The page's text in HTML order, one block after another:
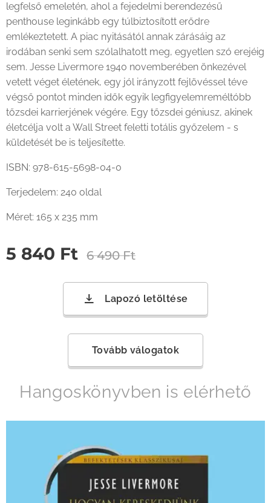
legfelső emeletén, ahol a fejedelmi berendezésű
penthouse leginkább egy túlbiztosított erődre
emlékeztetett. A piac nyitásától annak zárásáig az
irodában senki sem szólalhatott meg, egyetlen szó erejéig
sem. Jesse Livermore 1940 novemberében önkezével
vetett véget életének, egy jól irányzott fejlövéssel téve
végső pontot minden idők egyik legfigyelemreméltóbb
tőzsdei karrierjének végére. Egy tőzsdei géniusz, akinek
életcélja volt a Wall Street feletti totális győzelem - s
küldetését be is teljesítette.
ISBN: 978-615-5698-04-0
Terjedelem: 240 oldal
Méret: 165 x 235 mm
5 840 Ft 6 490Ft
Lapozó letöltése
Tovább válogatok
Hangoskönyvben is elérhető